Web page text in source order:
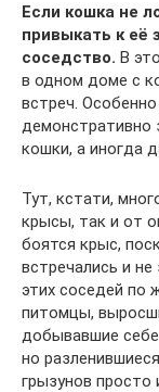
Если кошка не
привыкать к её
соседство. В
в одном доме с
встреч.
демонстративно
кошки, а иногда
Тут, кстати,
крысы, так и от
боятся крыс,
встречались и
этих соседей по
питомцы,
добывавшие
но
грызунов просто